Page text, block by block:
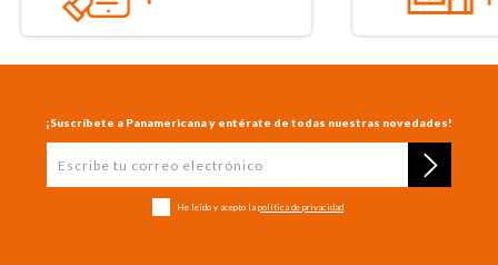
¡Suscríbete a Panamericana y entérate de todas nuestras novedades!
He leído y acepto la política de privacidad